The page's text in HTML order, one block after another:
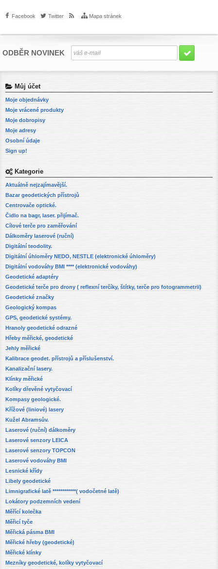
Facebook Twitter Mapa stránek
ODBĚR NOVINEK
Můj účet
Moje objednávky
Moje vrácené produkty
Moje dobropisy
Moje adresy
Osobní údaje
Sign up!
Kategorie
Aktuálně nejzajímavější.
Bazar geodetických přístrojů
Centrovače optické.
Čidlo na bagr, laser. přijímač.
Cílové terče pro zaměřování
Dálkoměry laserové (ruční)
Digitální teodolity.
Digitální úhloměry NEDO, NESTLE (elektronické úhloměry)
Digitální vodováhy BMI **** (elektronické vodováhy)
Geodetické adaptéry
Geodetické terče pro drony ( reflexní terčíky, štítky, terče pro fotogrammetrii)
Geodetické značky
Geologický kompas
GPS, geodetické systémy.
Hranoly geodetické odrazné
Hřeby měřické, geodetické
Jehly měřické
Kalibrace geodet. přístrojů a příslušenství.
Kanalizační lasery.
Klínky měřické
Kolíky dřevěné vytyčovací
Kompasy geologické.
Křížové (liniové) lasery
Kužel Abramsův.
Laserové (ruční) dálkoměry
Laserové senzory LEICA
Laserové senzory TOPCON
Laserové vodováhy BMI
Lesnické křídy
Libely geodetické
Limnigrafické latě ************( vodočetné latě)
Lokátory podzemních vedení
Měřící kolečka
Měřicí tyče
Měřická pásma BMI
Měřické hřeby (geodetické)
Měřické klínky
Mezníky geodetické, kolíky vytyčovací